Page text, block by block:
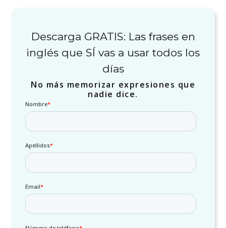
Descarga GRATIS: Las frases en
inglés que SÍ vas a usar todos los
días
No más memorizar expresiones que
nadie dice.